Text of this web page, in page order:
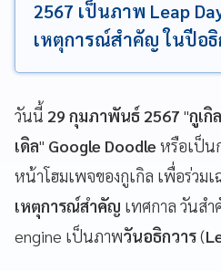
2567 เป็นภาพ Leap
เหตุการณ์สำคัญ ในปีอ
วันนี้ 29 กุมภาพันธ์ 2567 "กูเกิล
เดิล" Google Doodle หรือเป็น
หน้าโฮมเพจของกูเกิล เพื่อร่วม
เหตุการณ์สำคัญ เทศกาล วันส
engine เป็นภาพวันอธิกวาร(